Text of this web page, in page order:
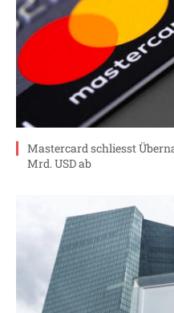
Mastercard schliesst
Mrd. USD ab